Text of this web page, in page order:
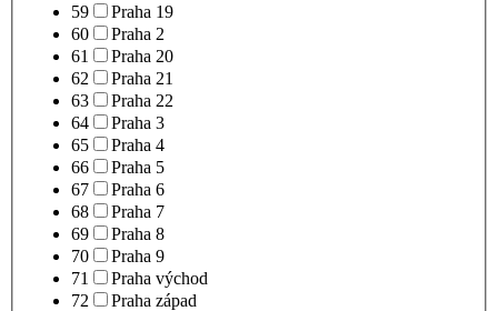
59
Praha 19
60
Praha 2
61
Praha 20
62
Praha 21
63
Praha 22
64
Praha 3
65
Praha 4
66
Praha 5
67
Praha 6
68
Praha 7
69
Praha 8
70
Praha 9
71
Praha východ
72
Praha západ